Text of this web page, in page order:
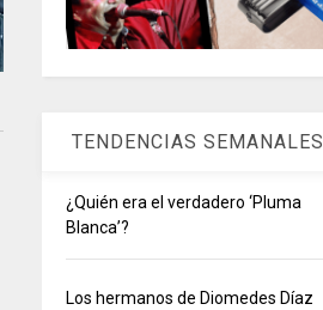
TENDENCIAS SEMANALES
¿Quién era el verdadero ‘Pluma
Blanca’?
Los hermanos de Diomedes Díaz